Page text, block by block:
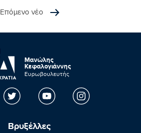
Επόμενο νέο
Μανώλης
Κεφαλογιάννης
Ευρωβουλευτής
Βρυξέλλες